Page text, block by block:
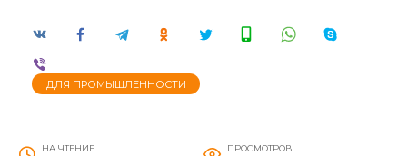
ДЛЯ ПРОМЫШЛЕННОСТИ
НА ЧТЕНИЕ ПРОСМОТРОВ